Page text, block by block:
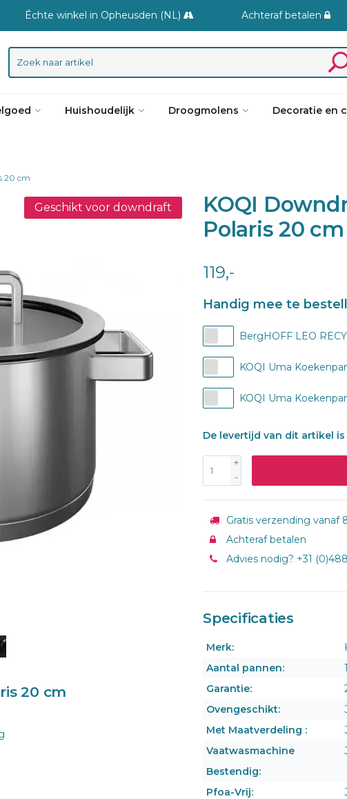
Échte winkel in Opheusden (NL) Achteraf betalen
Huishoudelijk Droogmolens Decoratie en
20 cm
Geschikt voor downdraft
20 cm
KOQI
Polaris 20 cm
119,-
Handig mee te
BergHOFF LEO
KOQI Uma
KOQI Uma
De levertijd van dit artikel is
+
-
Gratis verzending vanaf
Achteraf betalen
Advies nodig? +31
Specificaties
Merk:
Aantal pannen:
1
Garantie:
Ovengeschikt:
Met Maatverdeling :
Vaatwasmachine
Bestendig:
Pfoa-Vrij: